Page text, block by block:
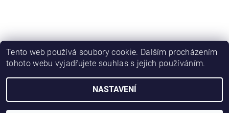
2026 © SwediSHOES, všechna práva vyhrazena
Tento web používá soubory cookie. Dalším procházením
tohoto webu vyjadřujete souhlas s jejich používáním.
NASTAVENÍ